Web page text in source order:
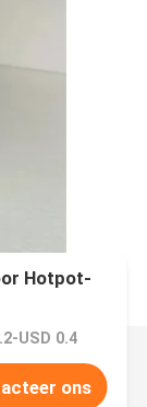
Hotpot-
USD 0.4
ons